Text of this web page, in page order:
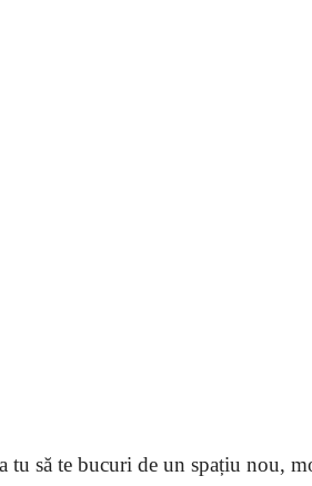
să te bucuri de un spațiu nou,